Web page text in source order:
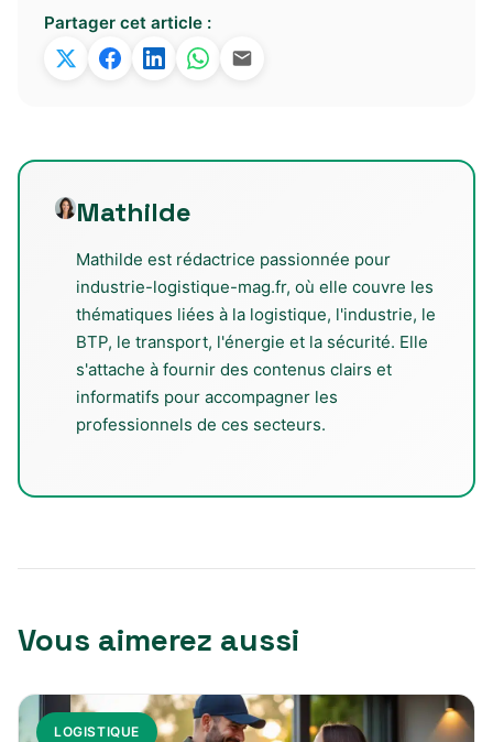
Partager cet article :
Mathilde
Mathilde est rédactrice passionnée pour
industrie-logistique-mag.fr, où elle couvre les
thématiques liées à la logistique, l'industrie, le
BTP, le transport, l'énergie et la sécurité. Elle
s'attache à fournir des contenus clairs et
informatifs pour accompagner les
professionnels de ces secteurs.
Vous aimerez aussi
LOGISTIQUE